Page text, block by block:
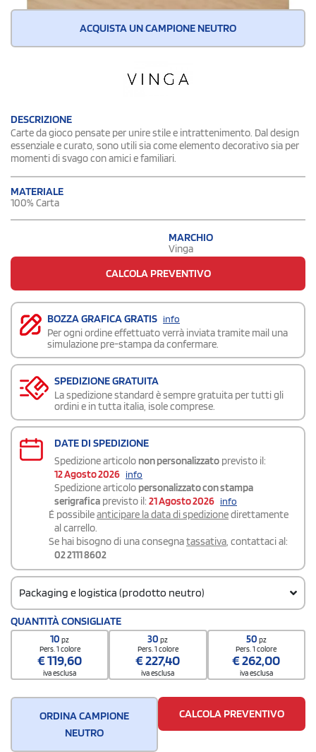
ACQUISTA UN CAMPIONE NEUTRO
DESCRIZIONE
Carte da gioco pensate per unire stile e intrattenimento. Dal design
essenziale e curato, sono utili sia come elemento decorativo sia per
momenti di svago con amici e familiari.
MATERIALE
100% Carta
MARCHIO
Vinga
CALCOLA PREVENTIVO
BOZZA GRAFICA GRATIS info
Per ogni ordine effettuato verrà inviata tramite mail una
simulazione pre-stampa da confermare.
SPEDIZIONE GRATUITA
La spedizione standard è sempre gratuita per tutti gli
ordini e in tutta italia, isole comprese.
DATE DI SPEDIZIONE
Spedizione articolo non personalizzato previsto il:
12 Agosto 2026 info
Spedizione articolo personalizzato con stampa
serigrafica previsto il: 21 Agosto 2026 info
É possibileanticipare la data di spedizionedirettamente
al carrello.
Se hai bisogno di una consegnatassativa, contattaci al:
02 2111 8602
Packaging e logistica (prodotto neutro)
Codice doganale
9504908000
QUANTITÀ CONSIGLIATE
10pz
Pers. 1 colore
€119,60
iva esclusa
30pz
Pers. 1 colore
€227,40
iva esclusa
50 pz
Pers. 1 colore
€262,00
iva esclusa
ORDINA CAMPIONE
NEUTRO
CALCOLA PREVENTIVO